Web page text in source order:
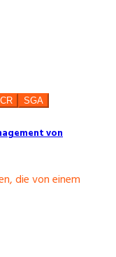
ICR SGA
von
die von einem